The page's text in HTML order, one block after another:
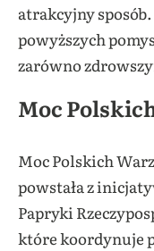
atrakcyjny
powyższych
zarówno
Moc
Moc Polskich
powstała z
Papryki
które koordynuje